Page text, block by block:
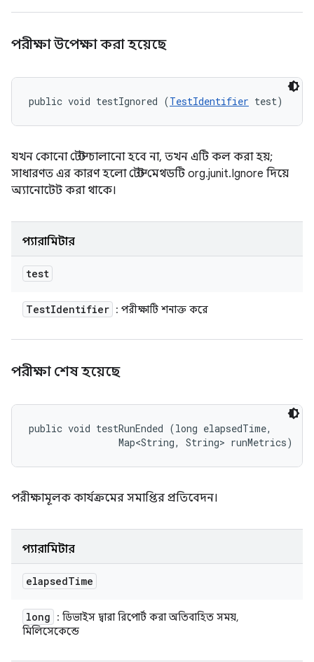
পরীক্ষা উপেক্ষা করা হয়েছে
public void testIgnored (TestIdentifier test)
যখন কোনো টেস্ট চালানো হবে না, তখন এটি কল করা হয়;
সাধারণত এর কারণ হলো টেস্ট মেথডটি org.junit.Ignore দিয়ে
অ্যানোটেট করা থাকে।
প্যারামিটার
test
TestIdentifier : পরীক্ষাটি শনাক্ত করে
পরীক্ষা শেষ হয়েছে
public void testRunEnded (long elapsedTime,
                Map<String, String> runMetrics)
পরীক্ষামূলক কার্যক্রমের সমাপ্তির প্রতিবেদন।
প্যারামিটার
elapsedTime
long
: ডিভাইস দ্বারা রিপোর্ট করা অতিবাহিত সময়,
মিলিসেকেন্ডে